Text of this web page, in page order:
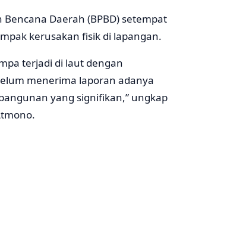
Daerah (BPBD) setempat
kerusakan fisik di lapangan.
terjadi di laut dengan
menerima laporan adanya
yang signifikan,” ungkap